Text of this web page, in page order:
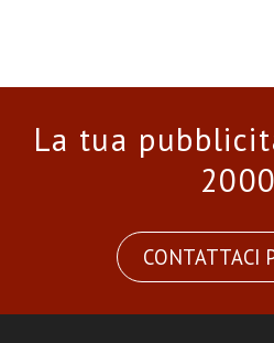
La tua
CONTATTACI